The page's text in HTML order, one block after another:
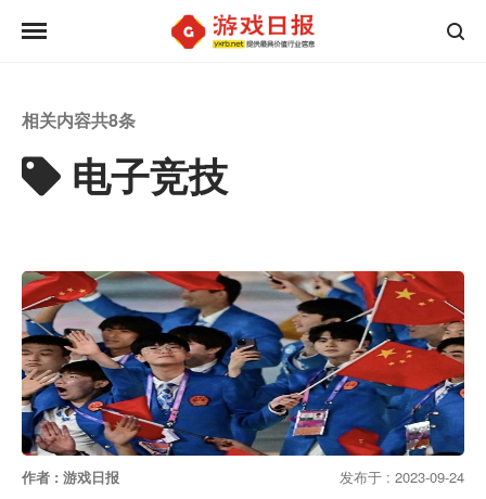
相关内容共8条
电子竞技
作者 : 游戏日报 发布于 : 2023-09-24